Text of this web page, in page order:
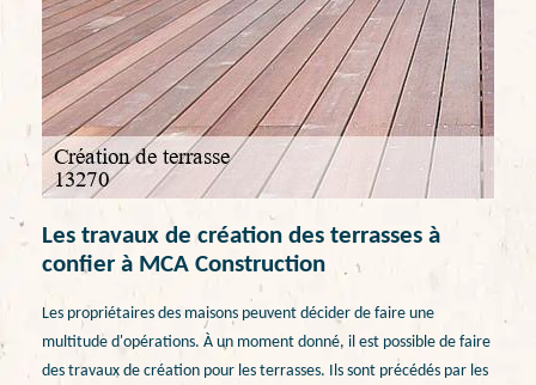
Les travaux de création des terrasses à
confier à MCA Construction
Les propriétaires des maisons peuvent décider de faire une
multitude d'opérations. À un moment donné, il est possible de faire
des travaux de création pour les terrasses. Ils sont précédés par les